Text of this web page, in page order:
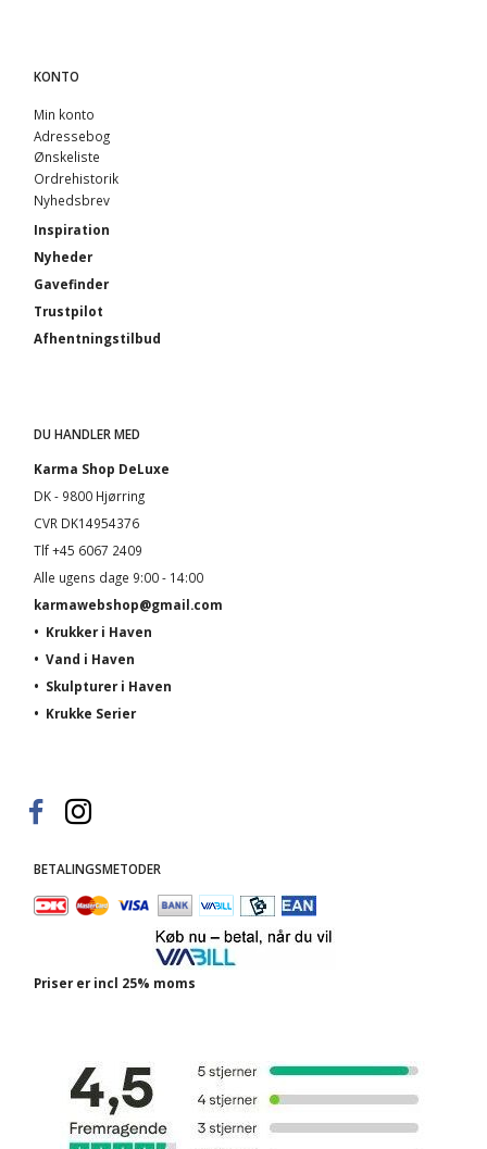
KONTO
Min konto
Adressebog
Ønskeliste
Ordrehistorik
Nyhedsbrev
Inspiration
Nyheder
Gavefinder
Trustpilot
Afhentningstilbud
DU HANDLER MED
Karma Shop DeLuxe
DK - 9800 Hjørring
CVR DK14954376
Tlf +45 6067 2409
Alle ugens dage 9:00 - 14:00
karmawebshop@gmail.com
• Krukker i Haven
• Vand i Haven
• Skulpturer i Haven
• Krukke Serier
BETALINGSMETODER
Priser er incl 25% moms